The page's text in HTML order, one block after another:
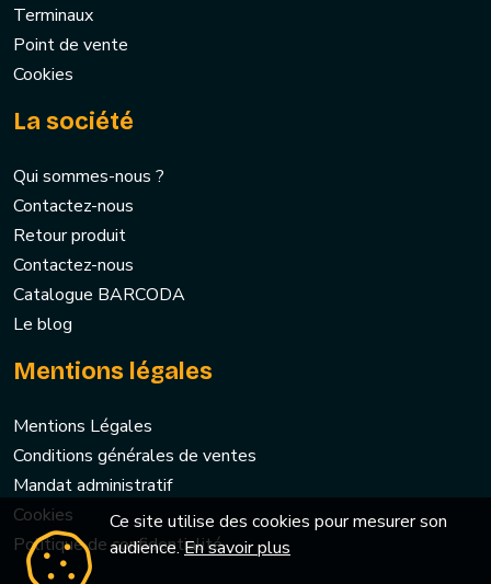
Terminaux
Point de vente
Cookies
La société
Qui sommes-nous ?
Contactez-nous
Retour produit
Contactez-nous
Catalogue BARCODA
Le blog
Mentions légales
Mentions Légales
Conditions générales de ventes
Mandat administratif
Cookies
Politique de confidentialité
Ce site utilise des cookies pour mesurer son
audience.En savoir plus